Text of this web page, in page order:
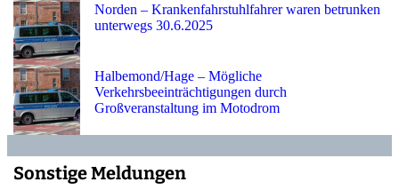
Norden – Krankenfahrstuhlfahrer waren betrunken
unterwegs 30.6.2025
Halbemond/Hage – Mögliche
Verkehrsbeeinträchtigungen durch
Großveranstaltung im Motodrom
Sonstige Meldungen